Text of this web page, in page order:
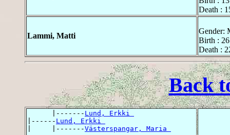
Death :
Lammi, Matti
Gender:
Birth :
Death :
Back
      |-------
Lund, Erkki
|------ Lund, Erkki
|     |-------Västerspangar, Maria